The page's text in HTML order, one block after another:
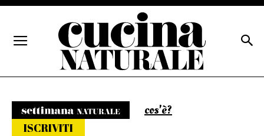
cos'è?
ISCRIVITI